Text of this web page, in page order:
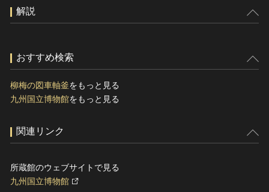
解説
おすすめ検索
柳梅の図車軸釜をもっと見る
九州国立博物館をもっと見る
関連リンク
所蔵館のウェブサイトで見る
九州国立博物館